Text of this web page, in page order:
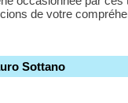
de votre
Sottano